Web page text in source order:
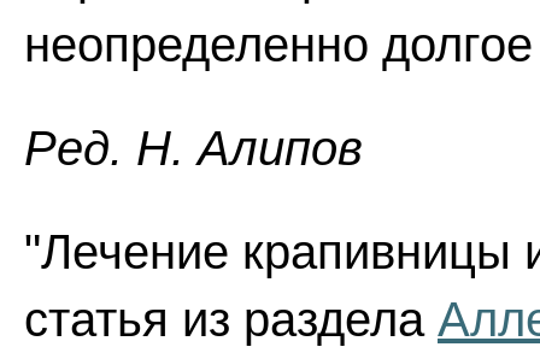
неопределенно
Ред. Н. Алипов
"Лечение крапивницы
статья из раздела